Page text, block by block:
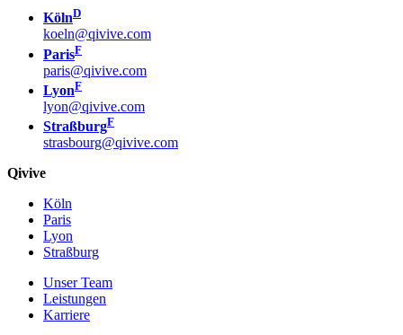
KölnD
koeln@qivive.com
ParisF
paris@qivive.com
LyonF
lyon@qivive.com
StraßburgF
strasbourg@qivive.com
Qivive
Köln
Paris
Lyon
Straßburg
Unser Team
Leistungen
Karriere